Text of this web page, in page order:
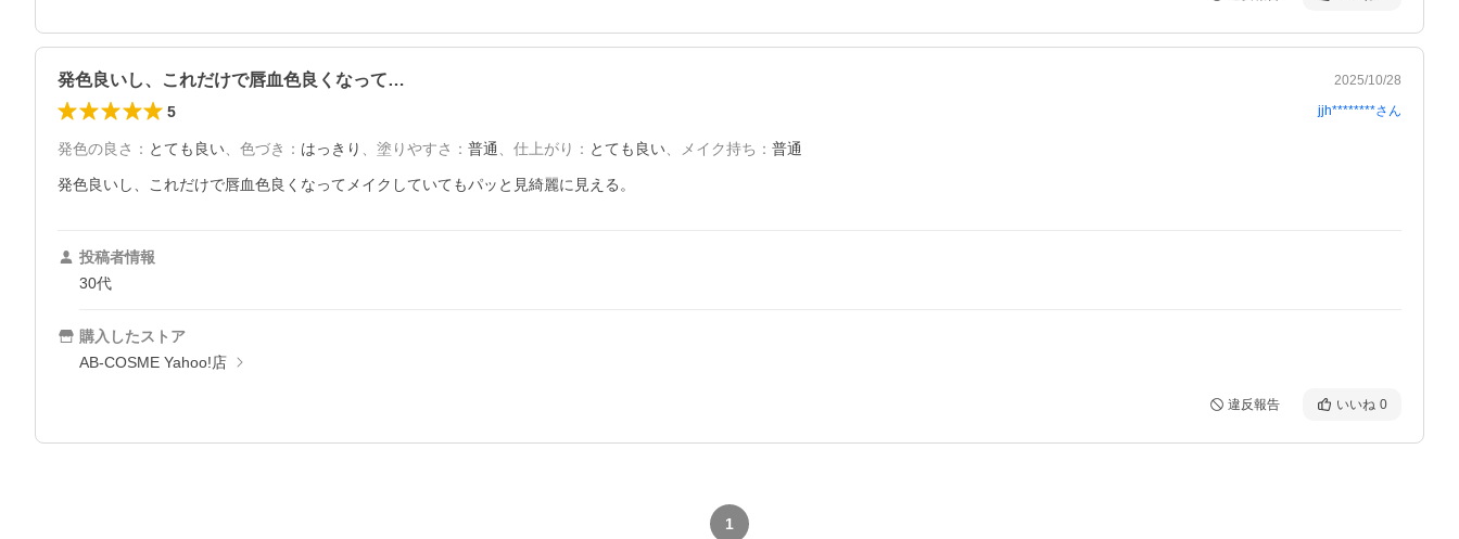
発色良いし、これだけで唇血色良くなって… 2025/10/28
5 jjh********さん
発色の良さ ： とても良い、 色づき ： はっきり 、 塗りやすさ ： 普通 、 仕上がり ： とても良い、 メイク持ち ： 普通
発色良いし、これだけで唇血色良くなってメイクしていてもパッと見綺麗に見える。
投稿者情報
30代
購入したストア
AB-COSME Yahoo!店
違反報告 いいね 0
1